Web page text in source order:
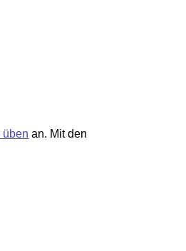
üben an. Mit den